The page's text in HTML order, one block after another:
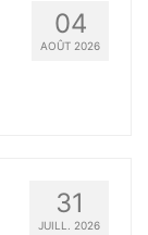
04
AOÛT 2026
31
JUILL. 2026